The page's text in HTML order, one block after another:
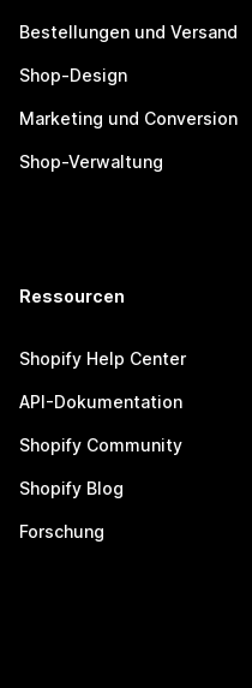
Bestellungen und Versand
Shop-Design
Marketing und Conversion
Shop-Verwaltung
Ressourcen
Shopify Help Center
API-Dokumentation
Shopify Community
Shopify Blog
Forschung